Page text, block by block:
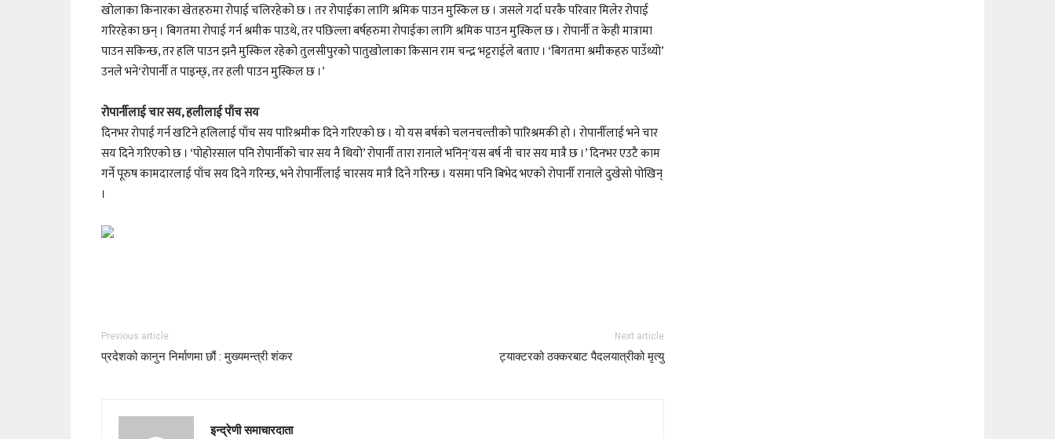
खोलाका किनारका खेतहरुमा रोपाई चलिरहेको छ । तर रोपाईका लागि श्रमिक पाउन मुस्किल छ । जसले गर्दा घरकै परिवार मिलेर रोपाई
गरिरहेका छन् । बिगतमा रोपाई गर्न श्रमीक पाउथे, तर पछिल्ला बर्षहरुमा रोपाईका लागि श्रमिक पाउन मुस्किल छ । रोपार्नी त केही मात्रामा
पाउन सकिन्छ, तर हलि पाउन झनै मुस्किल रहेको तुलसीपुरको पातुखोलाका किसान राम चन्द्र भट्टराईले बताए । ‘बिगतमा श्रमीकहरु पाउँथ्यो’
उनले भने‘रोपार्नी त पाइन्छ्, तर हली पाउन मुस्किल छ ।’
रोपार्नीलाई चार सय, हलीलाई पाँच सय
दिनभर रोपाई गर्न खटिने हलिलाई पाँच सय पारिश्रमीक दिने गरिएको छ । यो यस बर्षको चलनचल्तीको पारिश्रमकी हो । रोपार्नीलाई भने चार
सय दिने गरिएको छ । ‘पोहोरसाल पनि रोपार्नीको चार सय नै थियो’ रोपार्नी तारा रानाले भनिन्‘यस बर्ष नी चार सय मात्रै छ ।’ दिनभर एउटै काम
गर्ने पूरुष कामदारलाई पाँच सय दिने गरिन्छ, भने रोपार्नीलाई चारसय मात्रै दिने गरिन्छ । यसमा पनि बिभेद भएको रोपार्नी रानाले दुखेसो पोखिन्
।
Previous article
प्रदेशको कानुन निर्माणमा छौं : मुख्यमन्त्री शंकर
Next article
ट्याक्टरको ठक्करबाट पैदलयात्रीको मृत्यु
इन्द्रेणी समाचारदाता